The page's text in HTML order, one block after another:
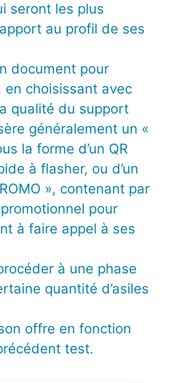
seront les plus
au profil de ses
document pour
choisissant avec
qualité du support
généralement un «
la forme d’un QR
à flasher, ou d’un
», contenant par
pour
à faire appel à ses
à une phase
quantité d’asiles
offre en fonction
test.